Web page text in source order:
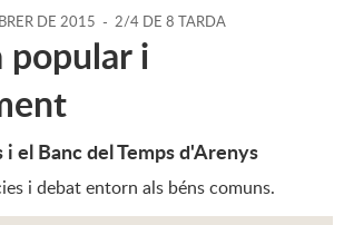
DE 2015 - 2/4 DE 8 TARDA
popular i
el Banc del Temps d'Arenys
i debat entorn als béns comuns.